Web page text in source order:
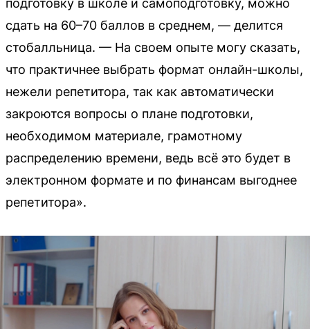
подготовку в школе и самоподготовку, можно
сдать на 60–70 баллов в среднем, — делится
стобалльница. — На своем опыте могу сказать,
что практичнее выбрать формат онлайн-школы,
нежели репетитора, так как автоматически
закроются вопросы о плане подготовки,
необходимом материале, грамотному
распределению времени, ведь всё это будет в
электронном формате и по финансам выгоднее
репетитора».